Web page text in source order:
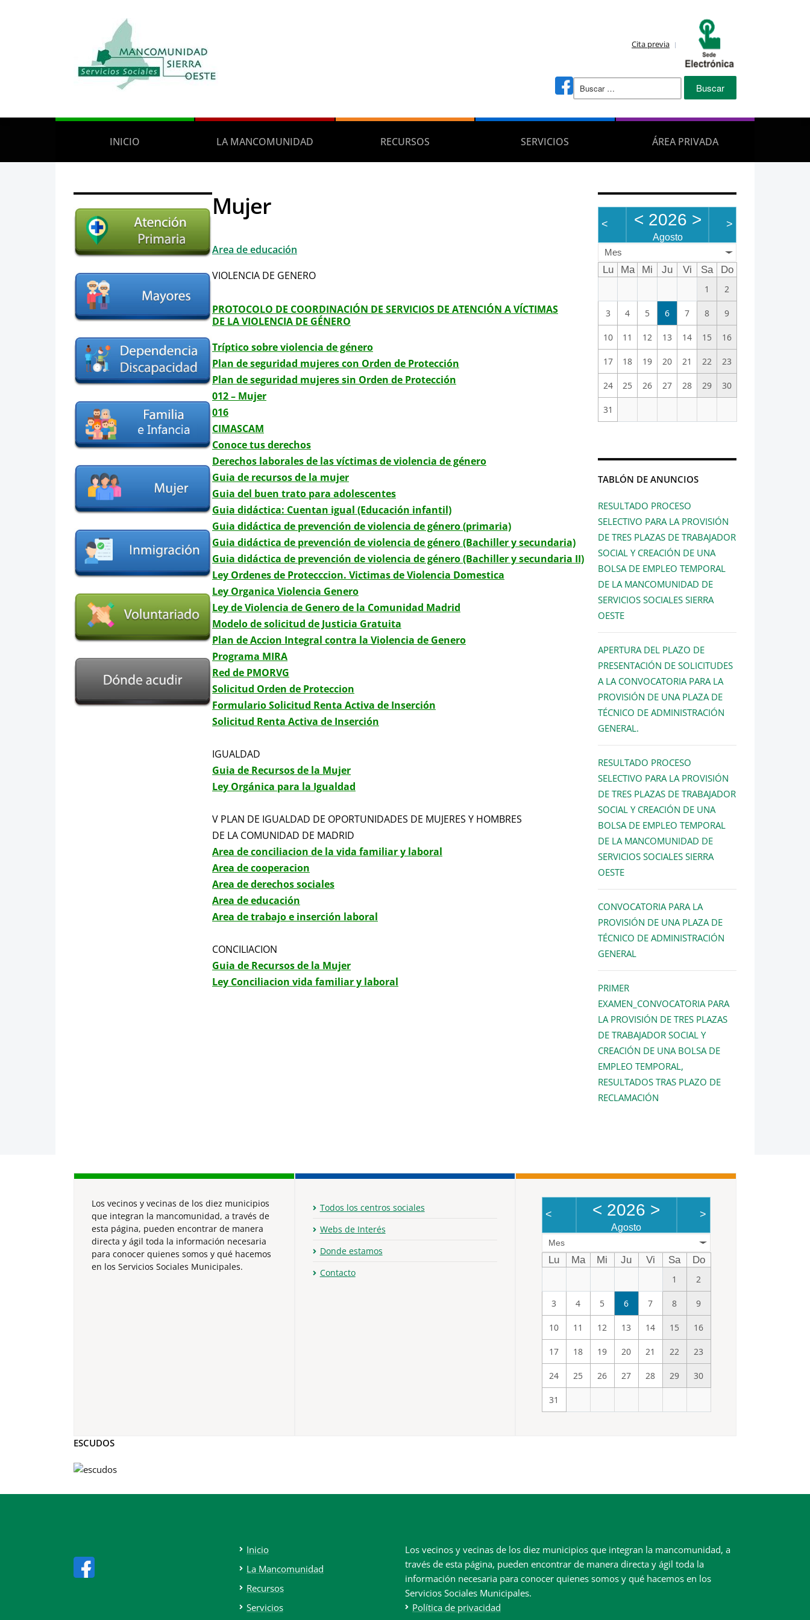
Cita previa
Buscar:
INICIO LA MANCOMUNIDAD RECURSOS SERVICIOS ÁREA PRIVADA
Mujer
Area de educación
VIOLENCIA DE GENERO
PROTOCOLO DE COORDINACIÓN DE SERVICIOS DE ATENCIÓN A VÍCTIMAS
DE LA VIOLENCIA DE GÉNERO
Tríptico sobre violencia de género
Plan de seguridad mujeres con Orden de Protección
Plan de seguridad mujeres sin Orden de Protección
012 – Mujer
016
CIMASCAM
Conoce tus derechos
Derechos laborales de las víctimas de violencia de género
Guia de recursos de la mujer
Guia del buen trato para adolescentes
Guia didáctica: Cuentan igual (Educación infantil)
Guia didáctica de prevención de violencia de género (primaria)
Guia didáctica de prevención de violencia de género (Bachiller y secundaria)
Guia didáctica de prevención de violencia de género (Bachiller y secundaria II)
Ley Ordenes de Protecccion. Victimas de Violencia Domestica
Ley Organica Violencia Genero
Ley de Violencia de Genero de la Comunidad Madrid
Modelo de solicitud de Justicia Gratuita
Plan de Accion Integral contra la Violencia de Genero
Programa MIRA
Red de PMORVG
Solicitud Orden de Proteccion
Formulario Solicitud Renta Activa de Inserción
Solicitud Renta Activa de Inserción
IGUALDAD
Guia de Recursos de la Mujer
Ley Orgánica para la Igualdad
V PLAN DE IGUALDAD DE OPORTUNIDADES DE MUJERES Y HOMBRES
DE LA COMUNIDAD DE MADRID
Area de conciliacion de la vida familiar y laboral
Area de cooperacion
Area de derechos sociales
Area de educación
Area de trabajo e inserción laboral
CONCILIACION
Guia de Recursos de la Mujer
Ley Conciliacion vida familiar y laboral
< < 2026 >
Agosto
>
Mes
Lu Ma Mi Ju Vi Sa
Do
1
2
3 4 5 6 7 8 9
10 11 12 13 14 15 16
17 18 19 20 21 22 23
24 25 26 27 28 29 30
31
TABLÓN DE ANUNCIOS
RESULTADO PROCESO
SELECTIVO PARA LA PROVISIÓN
DE TRES PLAZAS DE TRABAJADOR
SOCIAL Y CREACIÓN DE UNA
BOLSA DE EMPLEO TEMPORAL
DE LA MANCOMUNIDAD DE
SERVICIOS SOCIALES SIERRA
OESTE
APERTURA DEL PLAZO DE
PRESENTACIÓN DE SOLICITUDES
A LA CONVOCATORIA PARA LA
PROVISIÓN DE UNA PLAZA DE
TÉCNICO DE ADMINISTRACIÓN
GENERAL.
RESULTADO PROCESO
SELECTIVO PARA LA PROVISIÓN
DE TRES PLAZAS DE TRABAJADOR
SOCIAL Y CREACIÓN DE UNA
BOLSA DE EMPLEO TEMPORAL
DE LA MANCOMUNIDAD DE
SERVICIOS SOCIALES SIERRA
OESTE
CONVOCATORIA PARA LA
PROVISIÓN DE UNA PLAZA DE
TÉCNICO DE ADMINISTRACIÓN
GENERAL
PRIMER
EXAMEN_CONVOCATORIA PARA
LA PROVISIÓN DE TRES PLAZAS
DE TRABAJADOR SOCIAL Y
CREACIÓN DE UNA BOLSA DE
EMPLEO TEMPORAL,
RESULTADOS TRAS PLAZO DE
RECLAMACIÓN
Los vecinos y vecinas de los diez municipios
que integran la mancomunidad, a través de
esta página, pueden encontrar de manera
directa y ágil toda la información necesaria
para conocer quienes somos y qué hacemos
en los Servicios Sociales Municipales.
Todos los centros sociales
Webs de Interés
Donde estamos
Contacto
< < 2026 >
Agosto
>
Mes
Lu Ma Mi Ju Vi Sa
Do
1
2
3 4 5 6 7 8 9
10 11 12 13 14 15 16
17 18 19 20 21 22 23
24 25 26 27 28 29 30
31
ESCUDOS
Inicio
La Mancomunidad
Recursos
Servicios
Los vecinos y vecinas de los diez municipios que integran la mancomunidad, a
través de esta página, pueden encontrar de manera directa y ágil toda la
información necesaria para conocer quienes somos y qué hacemos en los
Servicios Sociales Municipales.
Política de privacidad